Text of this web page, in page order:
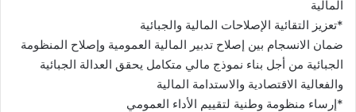
المالية
*تعزيز التقائية الإصلاحات المالية والجبائية
ضمان الانسجام بين إصلاح تدبير المالية العمومية وإصلاح المنظومة
الجبائية من أجل بناء نموذج مالي متكامل يحقق العدالة الجبائية
والفعالية الاقتصادية والاستدامة المالية
*إرساء منظومة وطنية لتقييم الأداء العمومي